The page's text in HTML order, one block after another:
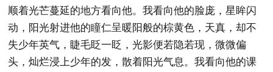
顺着光芒蔓延的地方看向他。我看向他的脸庞，星眸闪
动，阳光射进他的瞳仁呈暖阳般的棕黄色，天真，却不
失少年英气，睫毛眨一眨，光影便若隐若现，微微偏
头，灿烂浸上少年的发，散着阳光气息。我看向他的课